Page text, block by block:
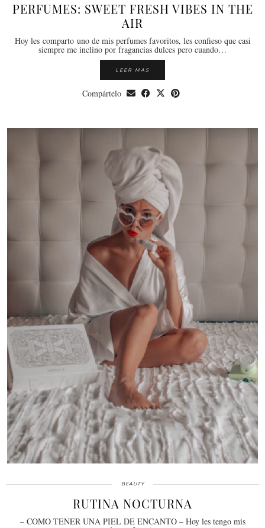
PERFUMES: SWEET FRESH VIBES IN THE
AIR
Hoy les comparto uno de mis perfumes favoritos, les confieso que casi
siempre me inclino por fragancias dulces pero cuando…
LEER MAS
Compártelo
BEAUTY
RUTINA NOCTURNA
– COMO TENER UNA PIEL DE ENCANTO – Hoy les tengo mis